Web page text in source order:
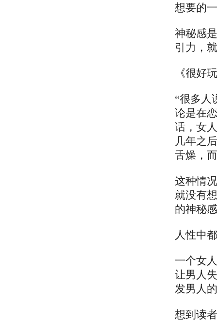
想要的
神秘感
引力，
《很好
“很多人
论是在
话，女
几年之
舌燥，
这种情
就没有
的神秘
人性中
一个女
让男人
发男人
想到读